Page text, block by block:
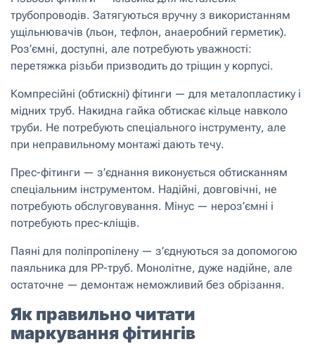
трубопроводів. Затягуються вручну з використанням
ущільнювачів (льон, тефлон, анаеробний герметик).
Роз’ємні, доступні, але потребують уважності:
перетяжка різьби призводить до тріщин у корпусі.
Компресійні (обтискні) фітинги — для металопластику і
мідних труб. Накидна гайка обтискає кільце навколо
труби. Не потребують спеціального інструменту, але
при неправильному монтажі дають течу.
Прес-фітинги — з’єднання виконується обтисканням
спеціальним інструментом. Надійні, довговічні, не
потребують обслуговування. Мінус — нероз’ємні і
потребують прес-кліщів.
Паяні для поліпропілену — з’єднуються за допомогою
паяльника для PP-труб. Монолітне, дуже надійне, але
остаточне — демонтаж неможливий без обрізання.
Як правильно читати
маркування фітингів